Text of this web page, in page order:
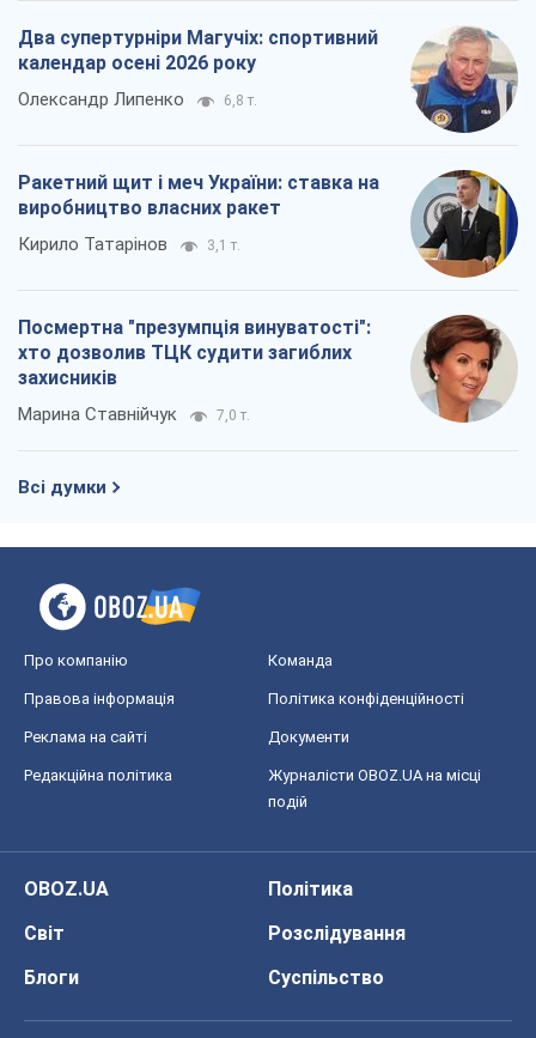
Два супертурніри Магучіх: спортивний
календар осені 2026 року
Олександр Липенко 6,8 т.
Ракетний щит і меч України: ставка на
виробництво власних ракет
Кирило Татарінов 3,1 т.
Посмертна "презумпція винуватості":
хто дозволив ТЦК судити загиблих
захисників
Марина Ставнійчук 7,0 т.
Всі думки
Про компанію Команда
Правова інформація Політика конфіденційності
Реклама на сайті Документи
Редакційна політика
Журналісти OBOZ.UA на місці
подій
OBOZ.UA
Політика
Світ
Розслідування
Блоги
Суспільство